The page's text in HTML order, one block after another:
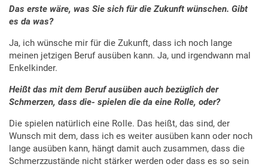
Das erste wäre, was Sie sich für die Zukunft wünschen. Gibt
es da was?
Ja, ich wünsche mir für die Zukunft, dass ich noch lange
meinen jetzigen Beruf ausüben kann. Ja, und irgendwann mal
Enkelkinder.
Heißt das mit dem Beruf ausüben auch bezüglich der
Schmerzen, dass die- spielen die da eine Rolle, oder?
Die spielen natürlich eine Rolle. Das heißt, das sind, der
Wunsch mit dem, dass ich es weiter ausüben kann oder noch
lange ausüben kann, hängt damit auch zusammen, dass die
Schmerzzustände nicht stärker werden oder dass es so sein